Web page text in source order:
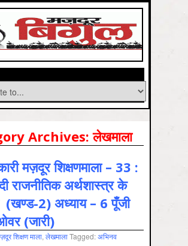
Archives:लेखमाला
मज़दूर शिक्षणमाला – 33 :
राजनीतिक अर्थशास्त्र के
(खण्ड-2) अध्याय – 6 पूँजी
(जारी)
शिक्षण माला, लेखमालाTagged:अभिनव